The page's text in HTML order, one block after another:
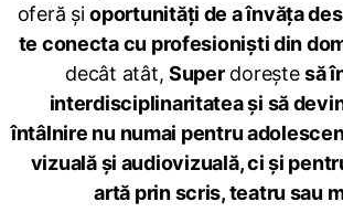
oferă șioportunități de a învăța
te conecta cu profesioniști din
decât atât,Superdoreștesă
interdisciplinaritatea și să
întâlnire nu numai pentru
vizuală și audiovizuală, ci și
artă prin scris, teatru sau